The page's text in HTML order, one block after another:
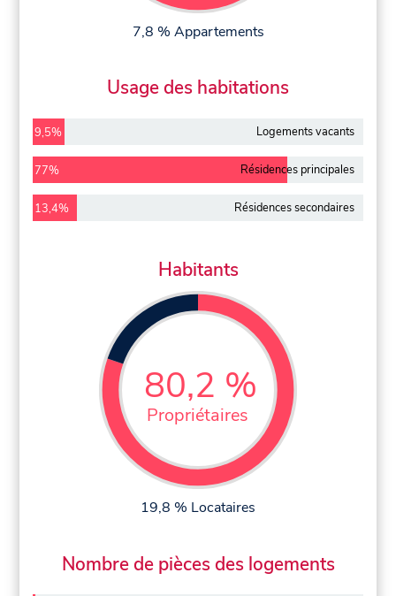
7,8 % Appartements
Usage des habitations
9,5% Logements vacants
77% Résidences principales
13,4% Résidences secondaires
Habitants
80,2 %
Propriétaires
19,8 % Locataires
Nombre de pièces des logements